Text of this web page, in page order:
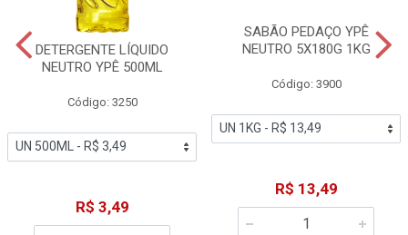
DETERGENTE LÍQUIDO
NEUTRO YPÊ 500ML
Código: 3250
R$ 3,49
SABÃO PEDAÇO YPÊ
NEUTRO 5X180G 1KG
Código: 3900
R$ 13,49